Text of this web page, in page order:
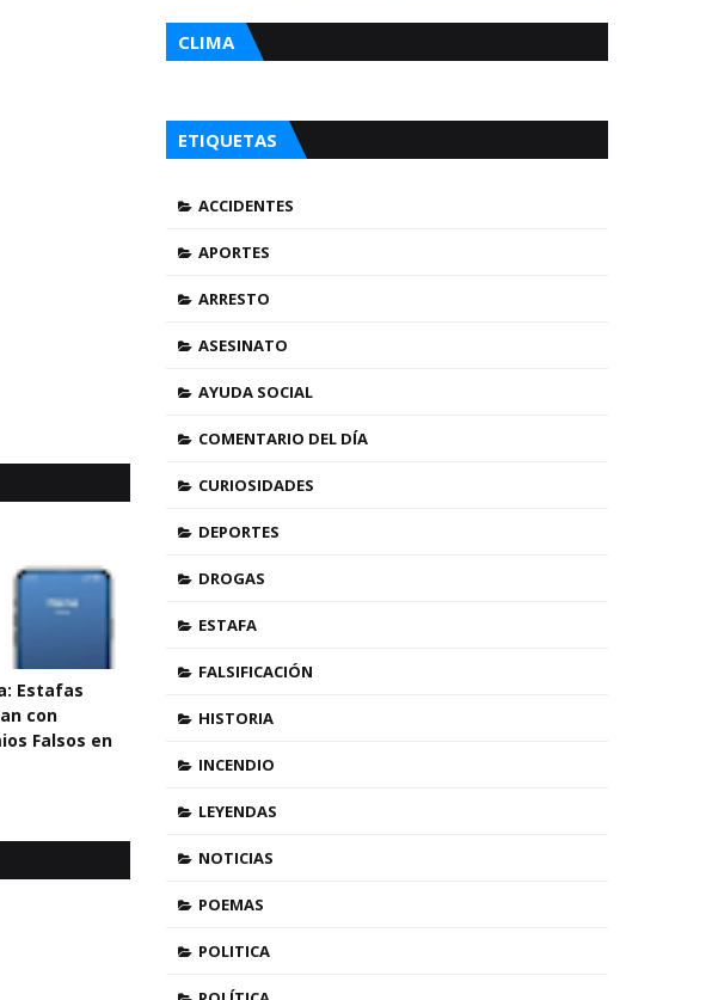
Estafas
con
Falsos en
CLIMA
ETIQUETAS
ACCIDENTES
APORTES
ARRESTO
ASESINATO
AYUDA SOCIAL
COMENTARIO DEL DÍA
CURIOSIDADES
DEPORTES
DROGAS
ESTAFA
FALSIFICACIÓN
HISTORIA
INCENDIO
LEYENDAS
NOTICIAS
POEMAS
POLITICA